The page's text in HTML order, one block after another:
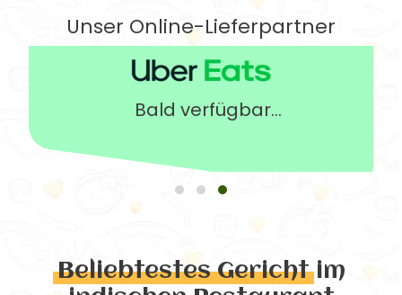
Unser Online-Lieferpartner
Bald verfügbar...
Beliebtestes Gerichtim